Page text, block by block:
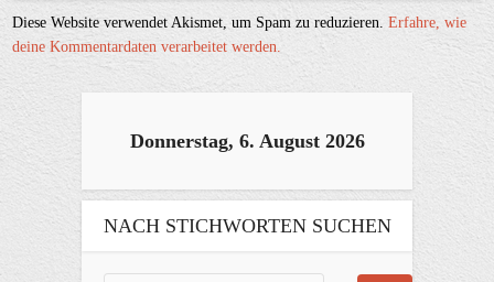
Diese Website verwendet Akismet, um Spam zu reduzieren.Erfahre, wie
deine Kommentardaten verarbeitet werden.
Donnerstag, 6. August 2026
NACH STICHWORTEN SUCHEN